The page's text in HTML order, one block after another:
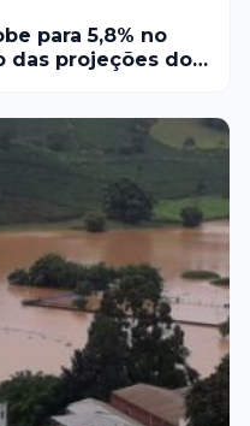
para 5,8% no
das projeções do